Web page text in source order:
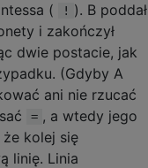
(
! ). B poddał
i zakończył
dwie postacie, jak
(Gdyby A
ani nie rzucać
= , a wtedy jego
kolej się
linię. Linia